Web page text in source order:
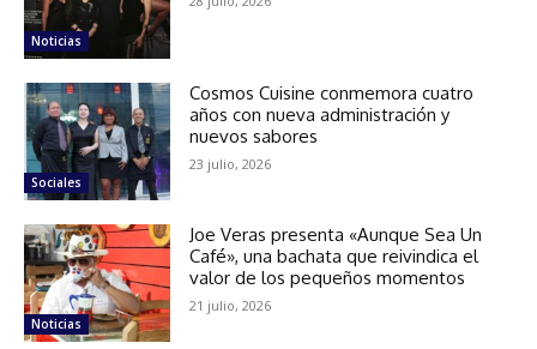
Noticias
Sociales
Cosmos Cuisine conmemora cuatro
años con nueva administración y
nuevos sabores
23 julio, 2026
Noticias
Joe Veras presenta «Aunque Sea Un
Café», una bachata que reivindica el
valor de los pequeños momentos
21 julio, 2026